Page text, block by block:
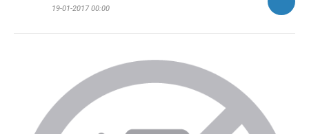
19-01-2017 00:00